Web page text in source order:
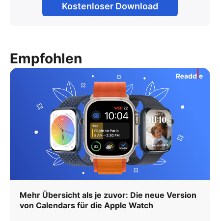
Kostenloser Download
Empfohlen
Mehr Übersicht als je zuvor: Die neue Version
von Calendars für die Apple Watch